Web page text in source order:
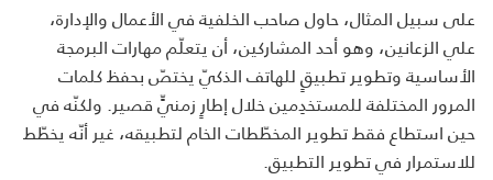
على سبيل المثال، حاول صاحب الخلفية في الأعمال والإدارة،
علي الزعانين، وهو أحد المشاركين، أن يتعلّم مهارات البرمجة
الأساسية وتطوير تطبيقٍ للهاتف الذكيّ يختصّ بحفظ كلمات
المرور المختلفة للمستخدِمين خلال إطارٍ زمنيٍّ قصير. ولكنّه في
حين استطاع فقط تطوير المخطّطات الخام لتطبيقه، غير أنّه يخطّط
للاستمرار في تطوير التطبيق.